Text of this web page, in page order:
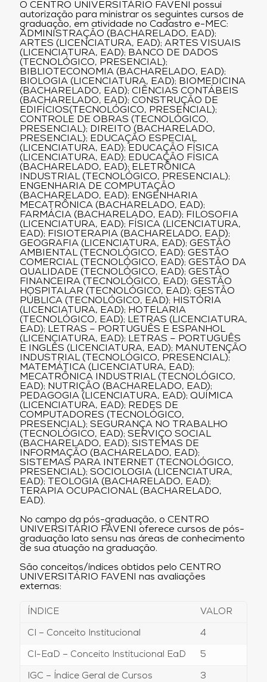
O CENTRO UNIVERSITÁRIO FAVENI possui
autorização para ministrar os seguintes cursos de
graduação, em atividade no Cadastro e-MEC:
ADMINISTRAÇÃO (BACHARELADO, EAD);
ARTES (LICENCIATURA, EAD); ARTES VISUAIS
(LICENCIATURA, EAD); BANCO DE DADOS
(TECNOLÓGICO, PRESENCIAL);
BIBLIOTECONOMIA (BACHARELADO, EAD);
BIOLOGIA (LICENCIATURA, EAD); BIOMEDICINA
(BACHARELADO, EAD); CIÊNCIAS CONTÁBEIS
(BACHARELADO, EAD); CONSTRUÇÃO DE
EDIFÍCIOS(TECNOLÓGICO, PRESENCIAL);
CONTROLE DE OBRAS (TECNOLÓGICO,
PRESENCIAL); DIREITO (BACHARELADO,
PRESENCIAL); EDUCAÇÃO ESPECIAL
(LICENCIATURA, EAD); EDUCAÇÃO FÍSICA
(LICENCIATURA, EAD); EDUCAÇÃO FÍSICA
(BACHARELADO, EAD); ELETRÔNICA
INDUSTRIAL (TECNOLÓGICO, PRESENCIAL);
ENGENHARIA DE COMPUTAÇÃO
(BACHARELADO, EAD); ENGENHARIA
MECATRÔNICA (BACHARELADO, EAD);
FARMÁCIA (BACHARELADO, EAD); FILOSOFIA
(LICENCIATURA, EAD); FÍSICA (LICENCIATURA,
EAD); FISIOTERAPIA (BACHARELADO, EAD);
GEOGRAFIA (LICENCIATURA, EAD); GESTÃO
AMBIENTAL (TECNOLÓGICO, EAD); GESTÃO
COMERCIAL (TECNOLÓGICO, EAD); GESTÃO DA
QUALIDADE (TECNOLÓGICO, EAD); GESTÃO
FINANCEIRA (TECNOLÓGICO, EAD); GESTÃO
HOSPITALAR (TECNOLÓGICO, EAD); GESTÃO
PÚBLICA (TECNOLÓGICO, EAD); HISTÓRIA
(LICENCIATURA, EAD); HOTELARIA
(TECNOLÓGICO, EAD); LETRAS (LICENCIATURA,
EAD); LETRAS – PORTUGUÊS E ESPANHOL
(LICENCIATURA, EAD); LETRAS – PORTUGUÊS
E INGLÊS (LICENCIATURA, EAD); MANUTENÇÃO
INDUSTRIAL (TECNOLÓGICO, PRESENCIAL);
MATEMÁTICA (LICENCIATURA, EAD);
MECATRÔNICA INDUSTRIAL (TECNOLÓGICO,
EAD); NUTRIÇÃO (BACHARELADO, EAD);
PEDAGOGIA (LICENCIATURA, EAD); QUÍMICA
(LICENCIATURA, EAD); REDES DE
COMPUTADORES (TECNOLÓGICO,
PRESENCIAL); SEGURANÇA NO TRABALHO
(TECNOLÓGICO, EAD); SERVIÇO SOCIAL
(BACHARELADO, EAD); SISTEMAS DE
INFORMAÇÃO (BACHARELADO, EAD);
SISTEMAS PARA INTERNET (TECNOLÓGICO,
PRESENCIAL); SOCIOLOGIA (LICENCIATURA,
EAD); TEOLOGIA (BACHARELADO, EAD);
TERAPIA OCUPACIONAL (BACHARELADO,
EAD).
No campo da pós-graduação, o CENTRO
UNIVERSITÁRIO FAVENI oferece cursos de pós-
graduação lato sensu nas áreas de conhecimento
de sua atuação na graduação.
São conceitos/índices obtidos pelo CENTRO
UNIVERSITÁRIO FAVENI nas avaliações
externas:
ÍNDICE VALOR
CI – Conceito Institucional 4
CI-EaD – Conceito Institucional EaD 5
IGC – Índice Geral de Cursos 3